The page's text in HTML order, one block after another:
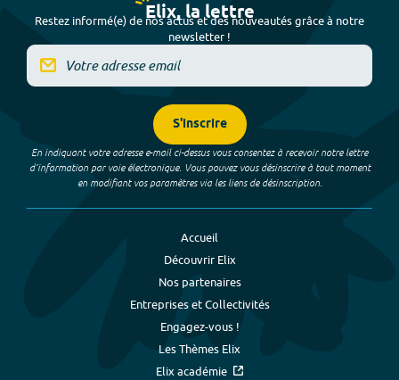
Elix, la lettre
Restez informé(e) de nos actus et des nouveautés grâce à notre
newsletter !
S'inscrire
En indiquant votre adresse e-mail ci-dessus vous consentez à recevoir notre lettre
d’information par voie électronique. Vous pouvez vous désinscrire à tout moment
en modifiant vos paramètres via les liens de désinscription.
Accueil
Découvrir Elix
Nos partenaires
Entreprises et Collectivités
Engagez-vous !
Les Thèmes Elix
Elix académie